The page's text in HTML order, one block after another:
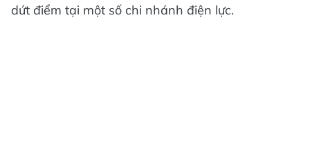
dứt điểm tại một số chi nhánh điện lực.